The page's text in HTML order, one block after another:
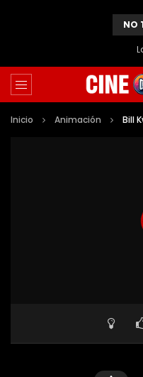
NO
Inicio Animación Bill